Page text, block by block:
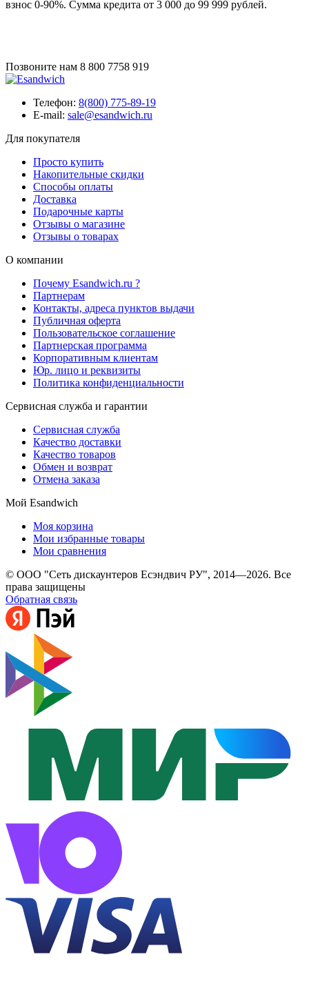
взнос 0-90%. Сумма кредита от 3 000 до 99 999 рублей.
Позвоните нам 8 800 7758 919
Телефон: 8(800) 775-89-19
E-mail: sale@esandwich.ru
Для покупателя
Просто купить
Накопительные скидки
Способы оплаты
Доставка
Подарочные карты
Отзывы о магазине
Отзывы о товарах
О компании
Почему Esandwich.ru ?
Партнерам
Контакты, адреса пунктов выдачи
Публичная оферта
Пользовательское соглашение
Партнерская программа
Корпоративным клиентам
Юр. лицо и реквизиты
Политика конфиденциальности
Сервисная служба и гарантии
Сервисная служба
Качество доставки
Качество товаров
Обмен и возврат
Отмена заказа
Мой Esandwich
Моя корзина
Мои избранные товары
Мои сравнения
© ООО "Сеть дискаунтеров Есэндвич РУ", 2014—2026. Все
права защищены
Обратная связь